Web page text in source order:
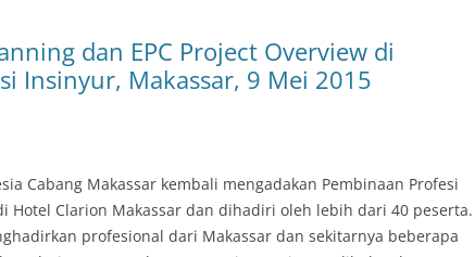
dan EPC Project Overview di
Insinyur, Makassar, 9 Mei 2015
Cabang Makassar kembali mengadakan Pembinaan Profesi
Hotel Clarion Makassar dan dihadiri oleh lebih dari 40 peserta.
profesional dari Makassar dan sekitarnya beberapa